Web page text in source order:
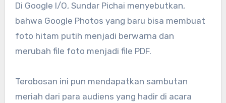
Di Google I/O, Sundar Pichai menyebutkan,
bahwa Google Photos yang baru bisa membuat
foto hitam putih menjadi berwarna dan
merubah file foto menjadi file PDF.
Terobosan ini pun mendapatkan sambutan
meriah dari para audiens yang hadir di acara